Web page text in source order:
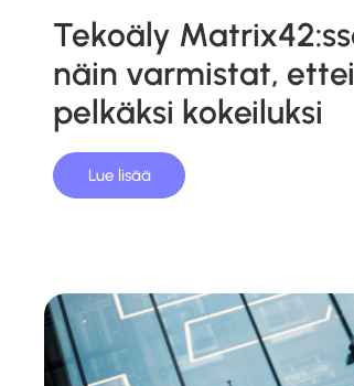
Tekoäly
näin varmistat,
pelkäksi kokeiluksi
Lue lisää